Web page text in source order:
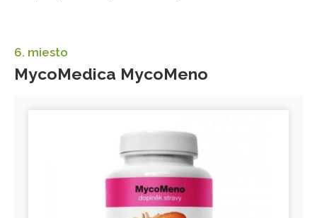
6. miesto
MycoMedica MycoMeno